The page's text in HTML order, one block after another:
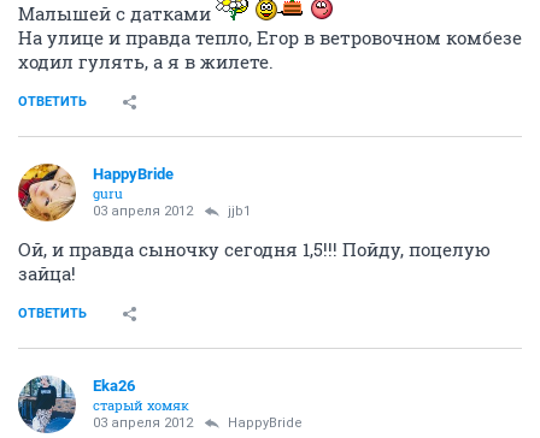
Малышей с датками
На улице и правда тепло, Егор в ветровочном комбезе
ходил гулять, а я в жилете.
ОТВЕТИТЬ
HappyBride
guru
03 апреля 2012 jjb1
Ой, и правда сыночку сегодня 1,5!!! Пойду, поцелую
зайца!
ОТВЕТИТЬ
Eka26
старый хомяк
03 апреля 2012 HappyBride